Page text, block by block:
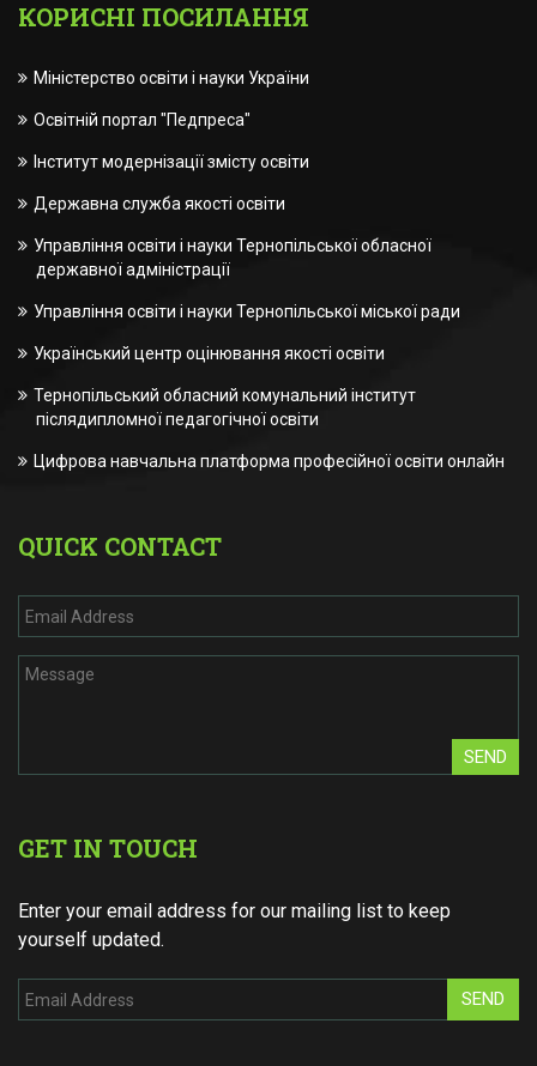
КОРИСНІ ПОСИЛАННЯ
Міністерство освіти і науки України
Освітній портал "Педпреса"
Інститут модернізації змісту освіти
Державна служба якості освіти
Управління освіти і науки Тернопільської обласної
державної адміністрації
Управління освіти і науки Тернопільської міської ради
Український центр оцінювання якості освіти
Тернопільський обласний комунальний інститут
післядипломної педагогічної освіти
Цифрова навчальна платформа професійної освіти онлайн
QUICK CONTACT
SEND
GET IN TOUCH
Enter your email address for our mailing list to keep
yourself updated.
SEND